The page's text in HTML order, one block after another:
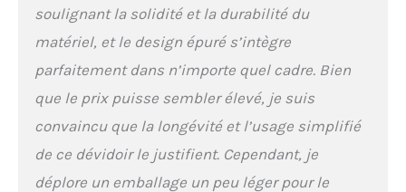
peut donc rester à
Livraison : 1x coffre pour
tuyau mural Gardena, 1x
Gardena (13 mm), 1x tuyau
de raccordement, 1x
murale avec vis, chevilles
et aide au montage
soulignant la solidité et la durabilité du
matériel, et le design épuré s’intègre
parfaitement dans n’importe quel cadre. Bien
que le prix puisse sembler élevé, je suis
convaincu que la longévité et l’usage simplifié
de ce dévidoir le justifient. Cependant, je
déplore un emballage un peu léger pour le